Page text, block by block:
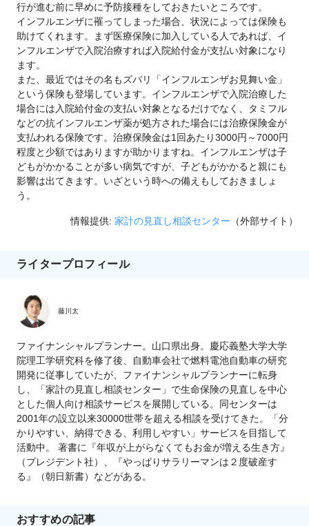
行が進む前に早めに予防接種をしておきたいところです。
インフルエンザに罹ってしまった場合、状況によっては保険も
助けてくれます。まず医療保険に加入している人であれば、イ
ンフルエンザで入院治療すれば入院給付金が支払い対象になり
ます。
また、最近ではその名もズバリ「インフルエンザお見舞い金」
という保険も登場しています。インフルエンザで入院治療した
場合には入院給付金の支払い対象となるだけでなく、タミフル
などの抗インフルエンザ薬が処方された場合には治療保険金が
支払われる保険です。治療保険金は1回あたり3000円～7000円
程度と少額ではありますが助かりますね。インフルエンザは子
どもがかかることが多い病気ですが、子どもがかかると親にも
影響は出てきます。いざという時への備えもしておきましょ
う。
情報提供: 家計の見直し相談センター （外部サイト）
ライタープロフィール
藤川太
ファイナンシャルプランナー。山口県出身。慶応義塾大学大学
院理工学研究科を修了後、自動車会社で燃料電池自動車の研究
開発に従事していたが、ファイナンシャルプランナーに転身
し、「家計の見直し相談センター」で生命保険の見直しを中心
とした個人向け相談サービスを展開している。同センターは
2001年の設立以来30000世帯を超える相談を受けてきた。「分
かりやすい、納得できる、利用しやすい」サービスを目指して
活動中。 著書に『年収が上がらなくてもお金が増える生き方』
（プレジデント社）、『やっぱりサラリーマンは２度破産す
る』（朝日新書）などがある。
おすすめの記事